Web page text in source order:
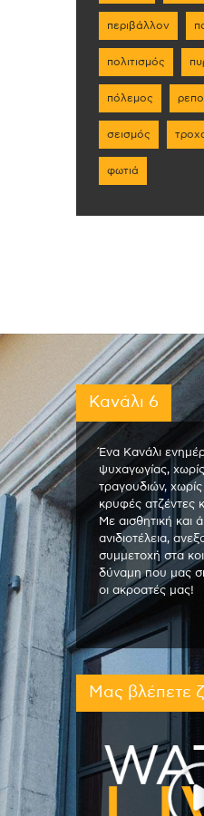
περιβάλλον
πολιτισμός
πόλεμος
σεισμός
φωτιά
Κανάλι 6
Ένα Κανάλι
ψυχαγωγίας,
τραγουδιών,
κρυφές ατζέντες
Με αισθητική και
ανιδιοτέλεια,
συμμετοχή στα
δύναμη που μας
οι ακροατές μας!
Μας βλέπετε